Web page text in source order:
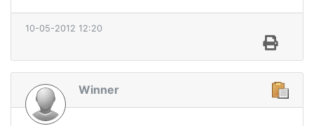
10-05-2012 12:20
Winner